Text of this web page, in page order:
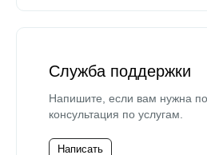
Служба поддержки
Напишите, если вам нужна
консультация по услугам.
Написать